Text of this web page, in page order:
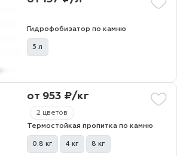
Гидрофобизатор по камню
5 л
2 цветов
от 953 ₽/кг
Термостойкая пропитка по камню
0.8 кг 4 кг 8 кг